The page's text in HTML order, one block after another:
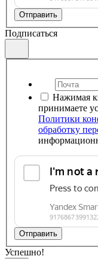
Отправить
Подписаться
Нажимая
принимаете
Политики
обработку
Отправить
Успешно!